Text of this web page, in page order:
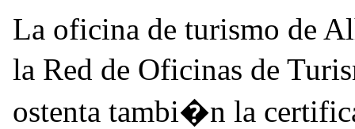
La oficina de turismo de
la Red de Oficinas de
ostenta tambi�n la